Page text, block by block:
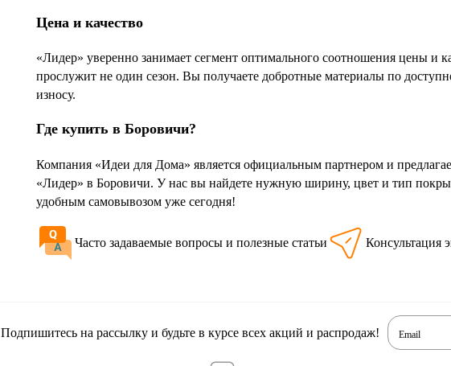
Цена и качество
«Лидер» уверенно занимает сегмент оптимального соотношения цены и
прослужит не один сезон. Вы получаете добротные материалы по
износу.
Где купить в Боровичи?
Компания «Идеи для Дома» является официальным партнером и
«Лидер» в Боровичи. У нас вы найдете нужную ширину, цвет и тип
удобным самовывозом уже сегодня!
Часто задаваемые вопросы и полезные статьи Консультация
Подпишитесь на рассылку и будьте в курсе всех акций и распродаж! Email